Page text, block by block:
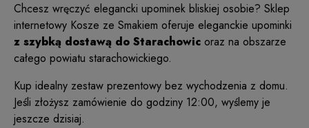
Chcesz wręczyć elegancki upominek bliskiej osobie? Sklep
internetowy Kosze ze Smakiem oferuje eleganckie upominki
z szybką dostawą do Starachowic oraz na obszarze
całego powiatu starachowickiego.
Kup idealny zestaw prezentowy bez wychodzenia z domu.
Jeśli złożysz zamówienie do godziny 12:00, wyślemy je
jeszcze dzisiaj.